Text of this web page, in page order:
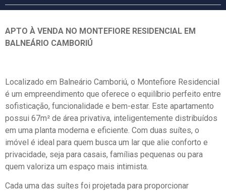
APTO À VENDA NO MONTEFIORE RESIDENCIAL EM
BALNEÁRIO CAMBORIÚ
Localizado em Balneário Camboriú, o Montefiore Residencial
é um empreendimento que oferece o equilíbrio perfeito entre
sofisticação, funcionalidade e bem-estar. Este apartamento
possui 67m² de área privativa, inteligentemente distribuídos
em uma planta moderna e eficiente. Com duas suítes, o
imóvel é ideal para quem busca um lar que alie conforto e
privacidade, seja para casais, famílias pequenas ou para
quem valoriza um espaço mais intimista.
Cada uma das suítes foi projetada para proporcionar